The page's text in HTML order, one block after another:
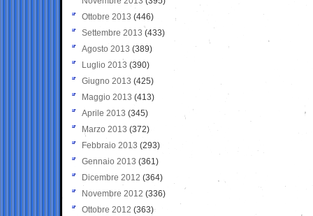
Ottobre 2013 (446)
Settembre 2013 (433)
Agosto 2013 (389)
Luglio 2013 (390)
Giugno 2013 (425)
Maggio 2013 (413)
Aprile 2013 (345)
Marzo 2013 (372)
Febbraio 2013 (293)
Gennaio 2013 (361)
Dicembre 2012 (364)
Novembre 2012 (336)
Ottobre 2012 (363)